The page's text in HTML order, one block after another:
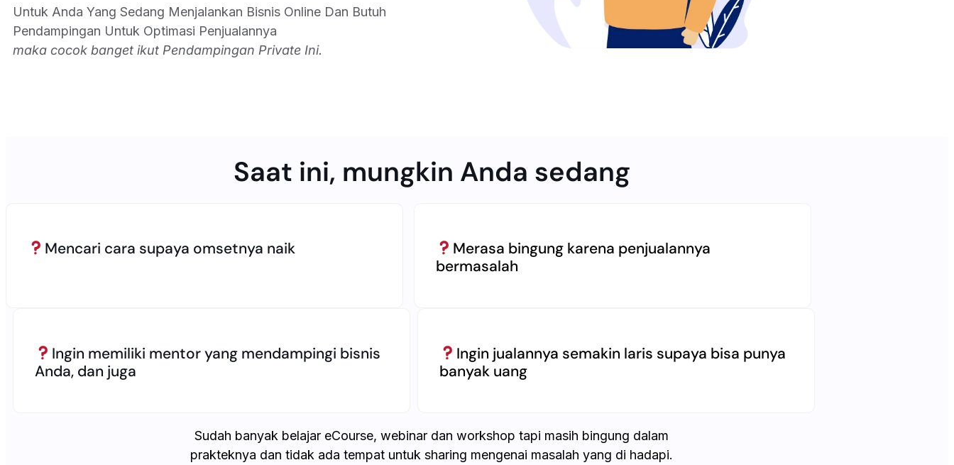
Untuk Anda Yang Sedang Menjalankan Bisnis Online Dan Butuh
Pendampingan Untuk Optimasi Penjualannya
maka cocok banget ikut Pendampingan Private Ini.
Saat ini, mungkin Anda sedang
Mencari cara supaya omsetnya naik
Merasa bingung karena penjualannya
bermasalah
Ingin memiliki mentor yang mendampingi bisnis
Anda, dan juga
Ingin jualannya semakin laris supaya bisa punya
banyak uang
Sudah banyak belajar eCourse, webinar dan workshop tapi masih bingung dalam
prakteknya dan tidak ada tempat untuk sharing mengenai masalah yang di hadapi.